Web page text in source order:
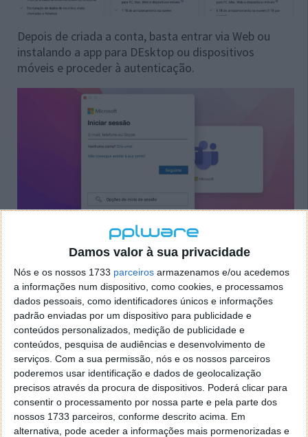
Damos valor à sua privacidade
Nós e os nossos 1733 parceiros armazenamos e/ou acedemos
a informações num dispositivo, como cookies, e processamos
dados pessoais, como identificadores únicos e informações
padrão enviadas por um dispositivo para publicidade e
conteúdos personalizados, medição de publicidade e
conteúdos, pesquisa de audiências e desenvolvimento de
serviços. Com a sua permissão, nós e os nossos parceiros
poderemos usar identificação e dados de geolocalização
precisos através da procura de dispositivos. Poderá clicar para
consentir o processamento por nossa parte e pela parte dos
nossos 1733 parceiros, conforme descrito acima. Em
alternativa, pode aceder a informações mais pormenorizadas e
Depois de criada a conta, basta entrar via Web ou
instalando a app para DEsktop ou dispositivos
móveis e proceder à autenticação.
Depois de entrar na plataforma, pode começar por
criar uma equipa. Para tal basta que use a opção
aderir ou criar uma equipa.